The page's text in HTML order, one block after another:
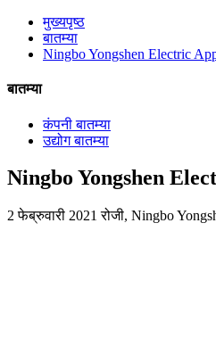
मुख्यपृष्ठ
बातम्या
Ningbo Yongshen Electric
बातम्या
कंपनी बातम्या
उद्योग बातम्या
Ningbo Yongshen
2 फेब्रुवारी 2021 रोजी, Ningbo